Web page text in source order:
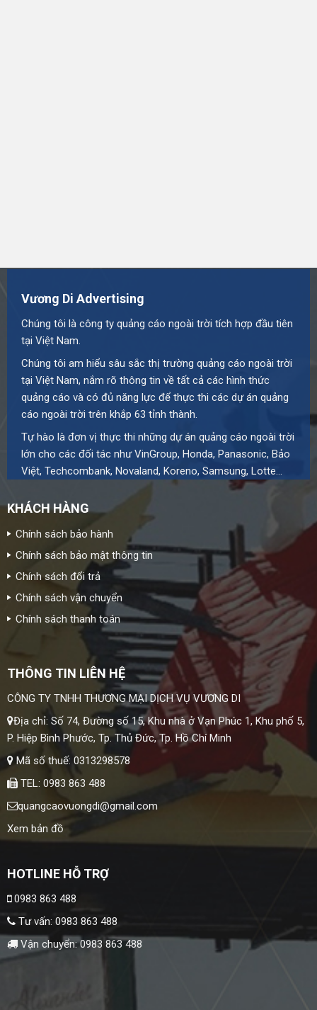
Vương Di Advertising
Chúng tôi là công ty quảng cáo ngoài trời tích hợp đầu tiên
tại Việt Nam.
Chúng tôi am hiểu sâu sắc thị trường quảng cáo ngoài trời
tại Việt Nam, nắm rõ thông tin về tất cả các hình thức
quảng cáo và có đủ năng lực để thực thi các dự án quảng
cáo ngoài trời trên khắp 63 tỉnh thành.
Tự hào là đơn vị thực thi những dự án quảng cáo ngoài trời
lớn cho các đối tác như VinGroup, Honda, Panasonic, Bảo
Việt, Techcombank, Novaland, Koreno, Samsung, Lotte…
KHÁCH HÀNG
Chính sách bảo hành
Chính sách bảo mật thông tin
Chính sách đổi trả
Chính sách vận chuyển
Chính sách thanh toán
THÔNG TIN LIÊN HỆ
CÔNG TY TNHH THƯƠNG MẠI DỊCH VỤ VƯƠNG DI
Địa chỉ: Số 74, Đường số 15, Khu nhà ở Vạn Phúc 1, Khu phố 5,
P. Hiệp Bình Phước, Tp. Thủ Đức, Tp. Hồ Chí Minh
Mã số thuế: 0313298578
TEL: 0983 863 488
quangcaovuongdi@gmail.com
Xem bản đồ
HOTLINE HỖ TRỢ
0983 863 488
Tư vấn: 0983 863 488
Vận chuyển:0983 863 488